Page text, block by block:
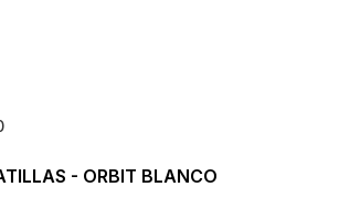
- ORBIT BLANCO